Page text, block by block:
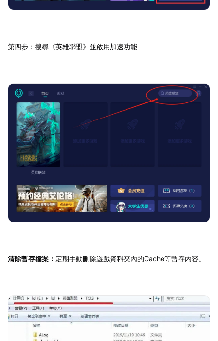
第四步：搜尋《英雄聯盟》並啟用加速功能
清除暫存檔案： 定期手動刪除遊戲資料夾內的Cache等暫存內容。